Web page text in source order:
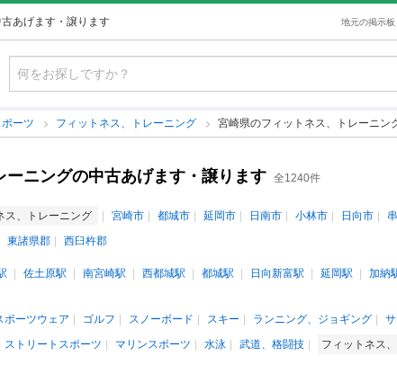
あげます・譲ります 地元の掲示
ポーツ フィットネス、トレーニング 宮崎県のフィットネス、トレーニン
ニングの中古あげます・譲ります 全1240件
ス、トレーニング 宮崎市 都城市 延岡市 日南市 小林市 日向市
東諸県郡 西臼杵郡
佐土原駅 南宮崎駅 西都城駅 都城駅 日向新富駅 延岡駅 加納
ポーツウェア ゴルフ スノーボード スキー ランニング、ジョギング
ストリートスポーツ マリンスポーツ 水泳 武道、格闘技 フィットネス